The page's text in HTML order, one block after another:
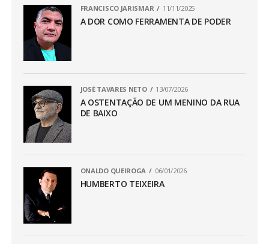
FRANCISCO JARISMAR 11/11/2025
A DOR COMO FERRAMENTA DE PODER
JOSÉ TAVARES NETO 13/07/2026
A OSTENTAÇÃO DE UM MENINO DA RUA
DE BAIXO
ONALDO QUEIROGA 06/01/2026
HUMBERTO TEIXEIRA